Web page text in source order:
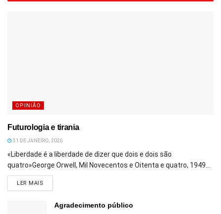
OPINIÃO
Futurologia e tirania
31 DE JANEIRO, 2026
«Liberdade é a liberdade de dizer que dois e dois são
quatro»George Orwell, Mil Novecentos e Oitenta e quatro, 1949...
LER MAIS
Agradecimento público